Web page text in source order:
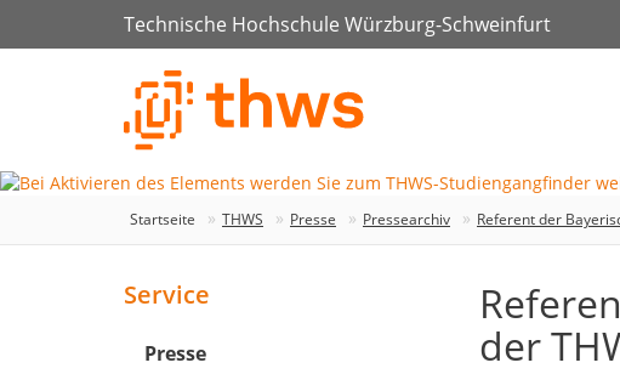
Technische Hochschule Würzburg-Schweinfurt
Startseite THWS Presse Pressearchiv Referent der
der
Service
Presse